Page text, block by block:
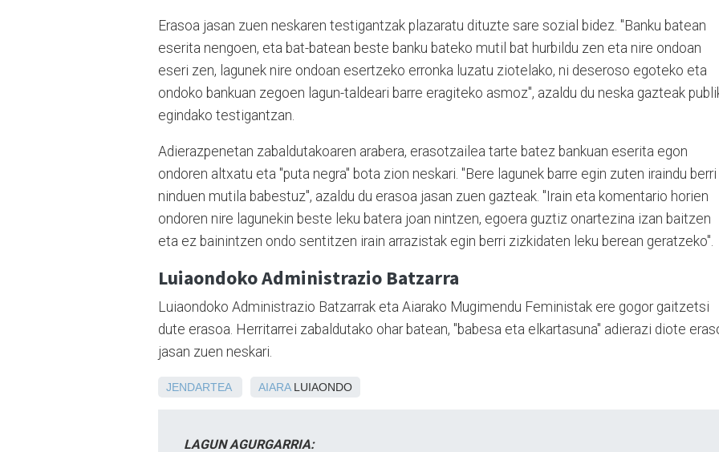
Erasoa jasan zuen neskaren testigantzak plazaratu dituzte sare sozial bidez. "Banku batean
eserita nengoen, eta bat-batean beste banku bateko mutil bat hurbildu zen eta nire ondoan
eseri zen, lagunek nire ondoan esertzeko erronka luzatu ziotelako, ni deseroso egoteko eta
ondoko bankuan zegoen lagun-taldeari barre eragiteko asmoz", azaldu du neska gazteak
egindako testigantzan.
Adierazpenetan zabaldutakoaren arabera, erasotzailea tarte batez bankuan eserita egon
ondoren altxatu eta "puta negra" bota zion neskari. "Bere lagunek barre egin zuten iraindu berri
ninduen mutila babestuz", azaldu du erasoa jasan zuen gazteak. "Irain eta komentario horien
ondoren nire lagunekin beste leku batera joan nintzen, egoera guztiz onartezina izan baitzen
eta ez bainintzen ondo sentitzen irain arrazistak egin berri zizkidaten leku berean geratzeko".
Luiaondoko Administrazio Batzarra
Luiaondoko Administrazio Batzarrak eta Aiarako Mugimendu Feministak ere gogor gaitzetsi
dute erasoa. Herritarrei zabaldutako ohar batean, "babesa eta elkartasuna" adierazi diote
jasan zuen neskari.
JENDARTEA AIARALUIAONDO
LAGUN AGURGARRIA: